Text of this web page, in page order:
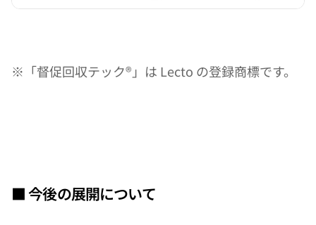
※「督促回収テック®」は Lecto の登録商標です。
■ 今後の展開について